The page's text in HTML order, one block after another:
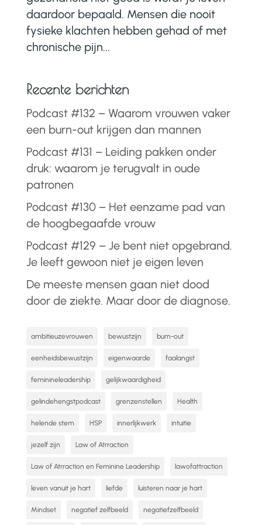
daardoor bepaald. Mensen die nooit
fysieke klachten hebben gehad of met
chronische pijn...
Recente berichten
Podcast #132 – Waarom vrouwen vaker
een burn-out krijgen dan mannen
Podcast #131 – Leiding pakken onder
druk: waarom je terugvalt in oude
patronen
Podcast #130 – Het eenzame pad van
de hoogbegaafde vrouw
Podcast #129 – Je bent niet opgebrand.
Je leeft gewoon niet je eigen leven
De meeste mensen gaan niet dood
door de ziekte. Maar door de diagnose.
ambitieuzevrouwen bewustzijn burn-out
eenheidsbewustzijn eigenwaarde faalangst
feminineleadership gelijkwaardigheid
gelindehengstpodcast grenzenstellen Health
helende stem HSP innerlijkwerk intuitie
jezelf zijn Law of Atrraction
Law of Atrraction en Feminine Leadership lawofattraction
leven vanuit je hart liefde luisteren naar je hart
Mindset negatief zelfbeeld negatiefzelfbeeld